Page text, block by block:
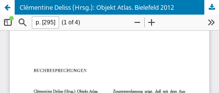
Clémentine Deliss (Hrsg.): Objekt Atlas. Bielefeld 2012